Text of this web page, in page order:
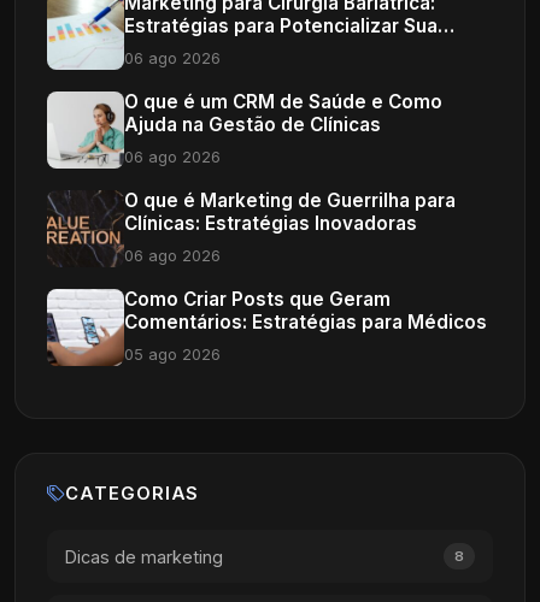
Estratégias para Potencializar Sua
Clínica
06 ago 2026
O que é um CRM de Saúde e Como
Ajuda na Gestão de Clínicas
06 ago 2026
O que é Marketing de Guerrilha para
Clínicas: Estratégias Inovadoras
06 ago 2026
Como Criar Posts que Geram
Comentários: Estratégias para Médicos
05 ago 2026
CATEGORIAS
Dicas de marketing 8